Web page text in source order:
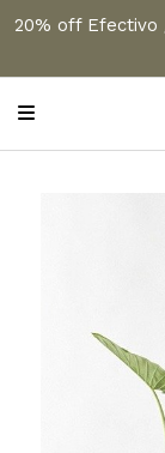
20% off